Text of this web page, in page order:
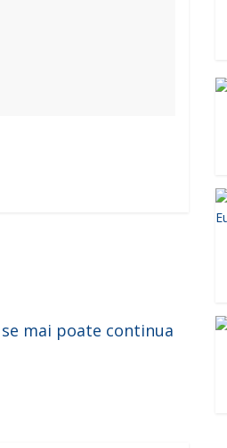
mai poate continua